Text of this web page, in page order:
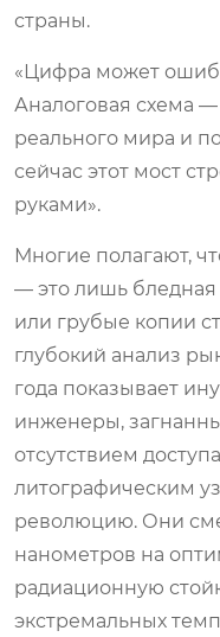
страны.
«Цифра может
Аналоговая схема
реального мира и
сейчас этот мост
руками».
Многие полагают,
— это лишь бледная
или грубые копии
глубокий анализ
года показывает
инженеры,
отсутствием
литографическим
революцию. Они
нанометров на
радиационную
экстремальных